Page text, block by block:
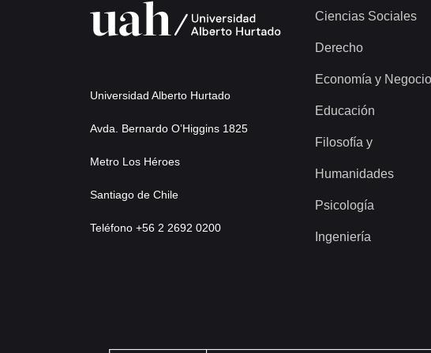
Universidad Alberto Hurtado
Avda. Bernardo O’Higgins 1825
Metro Los Héroes
Santiago de Chile
Teléfono +56 2 2692 0200
Ciencias Sociales
Derecho
Economía y
Educación
Filosofía y
Humanidades
Psicología
Ingeniería